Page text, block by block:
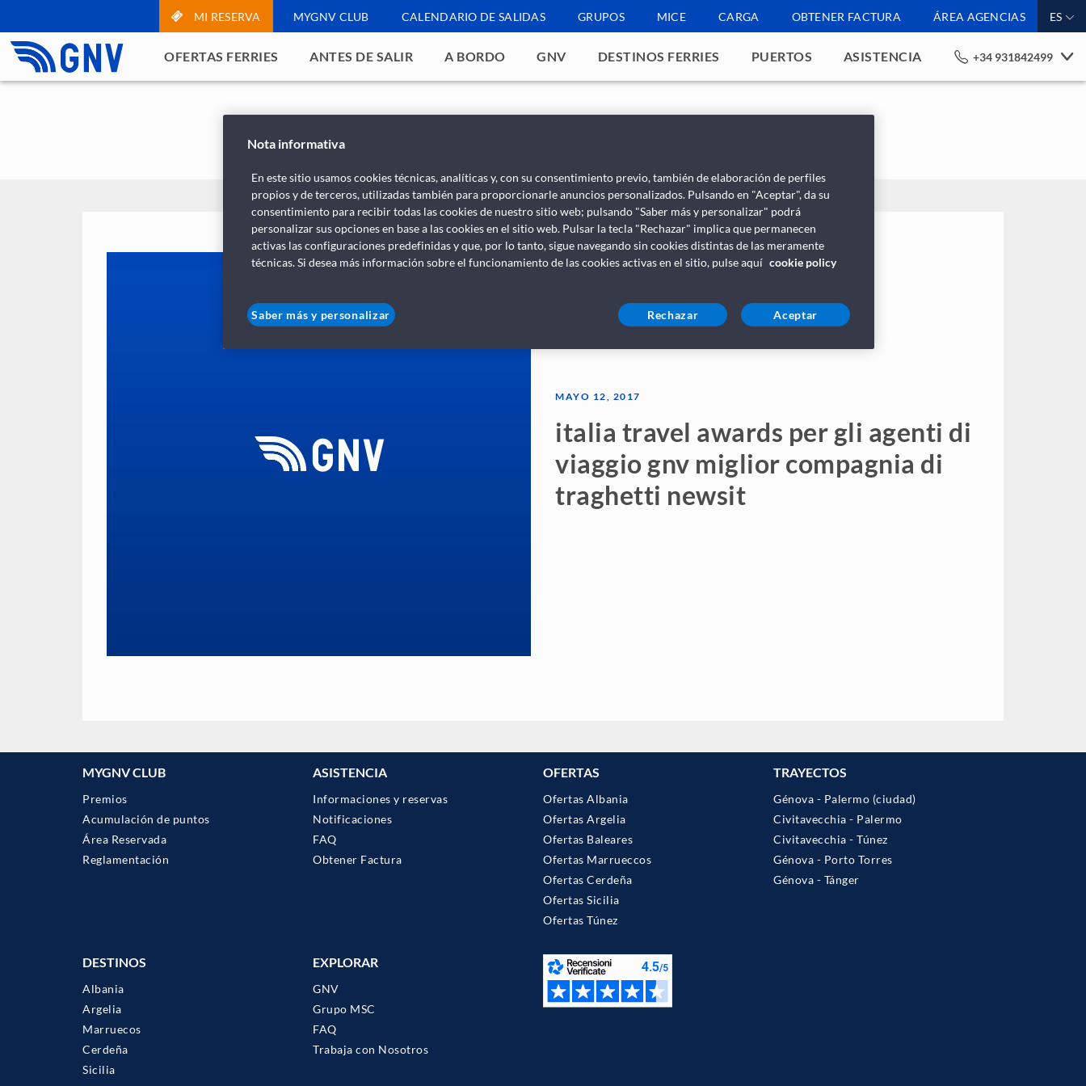
MI RESERVA MYGNV CLUB CALENDARIO DE SALIDAS GRUPOS MICE CARGA OBTENER FACTURA ÁREA AGENCIAS ES
OFERTAS FERRIES ANTES DE SALIR A BORDO GNV DESTINOS FERRIES PUERTOS ASISTENCIA +34 931842499
MAYO 12, 2017
italia travel awards per gli agenti di
viaggio gnv miglior compagnia di
traghetti newsit
MYGNV CLUB
Premios
Acumulación de puntos
Área Reservada
Reglamentación
ASISTENCIA
Informaciones y reservas
Notificaciones
FAQ
Obtener Factura
OFERTAS
Ofertas Albania
Ofertas Argelia
Ofertas Baleares
Ofertas Marrueccos
Ofertas Cerdeña
Ofertas Sicilia
Ofertas Túnez
TRAYECTOS
Génova - Palermo (ciudad)
Civitavecchia - Palermo
Civitavecchia - Túnez
Génova - Porto Torres
Génova - Tánger
DESTINOS
Albania
Argelia
Marruecos
Cerdeña
Sicilia
EXPLORAR
GNV
Grupo MSC
FAQ
Trabaja con Nosotros
Nota informativa
En este sitio usamos cookies técnicas, analíticas y, con su consentimiento previo, también de elaboración de perfiles
propios y de terceros, utilizadas también para proporcionarle anuncios personalizados. Pulsando en "Aceptar", da su
consentimiento para recibir todas las cookies de nuestro sitio web; pulsando "Saber más y personalizar" podrá
personalizar sus opciones en base a las cookies en el sitio web. Pulsar la tecla "Rechazar" implica que permanecen
activas las configuraciones predefinidas y que, por lo tanto, sigue navegando sin cookies distintas de las meramente
técnicas. Si desea más información sobre el funcionamiento de las cookies activas en el sitio, pulse aquí cookie policy
Saber más y personalizar Rechazar Aceptar